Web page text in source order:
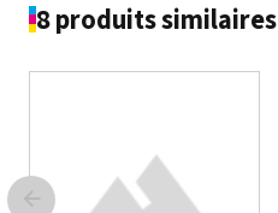
8 produits similaires